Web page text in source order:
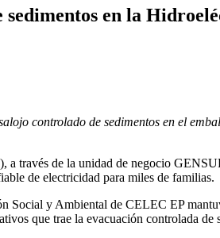
en la
controlado de sedimentos en el
través de la unidad de negocio
de electricidad para miles de familias.
Social y Ambiental de CELEC EP
que trae la evacuación controlada de